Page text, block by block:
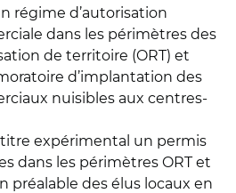
régime d’autorisation
dans les périmètres des
de territoire (ORT) et
d’implantation des
nuisibles aux centres-
titre expérimental un permis
dans les périmètres ORT et
préalable des élus locaux en